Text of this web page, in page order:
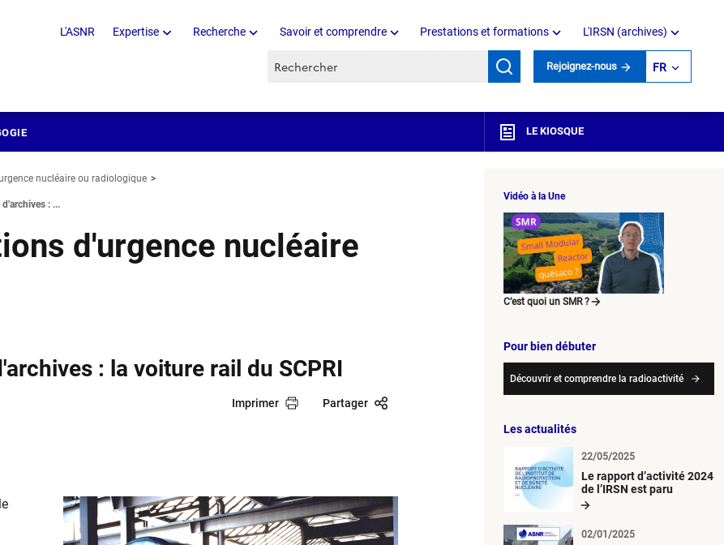
L'ASNR Expertise Recherche Savoir et comprendre Prestations et formations L'IRSN (archives)
Recherche par mots clés Rejoignez-nous FR
LE KIOSQUE
nucléaire ou radiologique
: ...
d'urgence nucléaire
: la voiture rail du SCPRI
Imprimer Partager
Vidéo à la Une
C’est quoi un SMR ?
Pour bien débuter
Découvrir et comprendre la radioactivité
Les actualités
Le rapport d’activité 2024
de l’IRSN est paru
22/05/2025
02/01/2025